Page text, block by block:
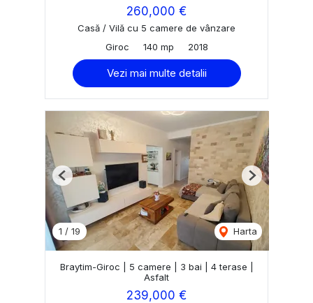
260,000 €
Casă / Vilă cu 5 camere de vânzare
Giroc
140 mp 2018
Vezi mai multe detalii
1 / 19 Harta
Previous Next
Braytim-Giroc | 5 camere | 3 bai | 4 terase |
Asfalt
239,000 €